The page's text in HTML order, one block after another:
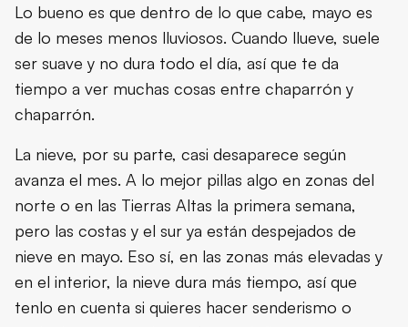
Lo bueno es que dentro de lo que cabe, mayo es
de lo meses menos lluviosos. Cuando llueve, suele
ser suave y no dura todo el día, así que te da
tiempo a ver muchas cosas entre chaparrón y
chaparrón.
La nieve, por su parte, casi desaparece según
avanza el mes. A lo mejor pillas algo en zonas del
norte o en las Tierras Altas la primera semana,
pero las costas y el sur ya están despejados de
nieve en mayo. Eso sí, en las zonas más elevadas y
en el interior, la nieve dura más tiempo, así que
tenlo en cuenta si quieres hacer senderismo o